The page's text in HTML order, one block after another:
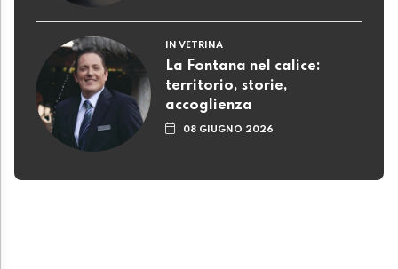
IN VETRINA
La Fontana nel calice:
territorio, storie,
accoglienza
08 GIUGNO 2026